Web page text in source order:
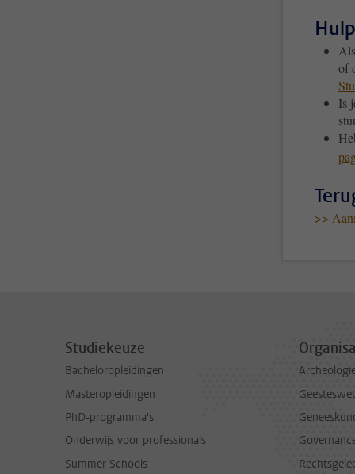
of
Is
>>
Studiekeuze
Bacheloropleidingen
Masteropleidingen
PhD-programma's
Onderwijs voor professionals
Summer Schools